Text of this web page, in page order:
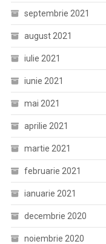
septembrie 2021
august 2021
iulie 2021
iunie 2021
mai 2021
aprilie 2021
martie 2021
februarie 2021
ianuarie 2021
decembrie 2020
noiembrie 2020